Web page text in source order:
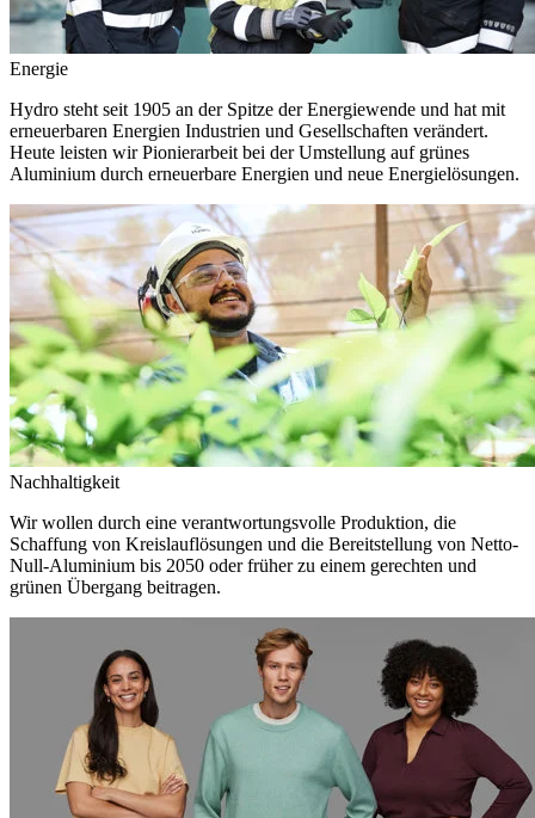
Energie
Hydro steht seit 1905 an der Spitze der Energiewende und hat mit
erneuerbaren Energien Industrien und Gesellschaften verändert.
Heute leisten wir Pionierarbeit bei der Umstellung auf grünes
Aluminium durch erneuerbare Energien und neue Energielösungen.
Nachhaltigkeit
Wir wollen durch eine verantwortungsvolle Produktion, die
Schaffung von Kreislauflösungen und die Bereitstellung von Netto-
Null-Aluminium bis 2050 oder früher zu einem gerechten und
grünen Übergang beitragen.